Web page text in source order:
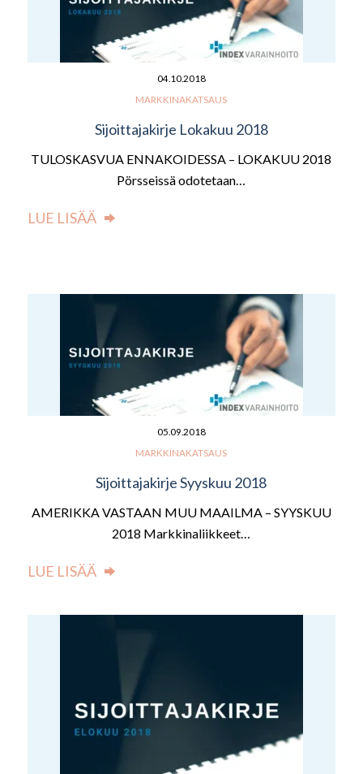
04.10.2018
MARKKINAKATSAUS
Sijoittajakirje Lokakuu 2018
TULOSKASVUA ENNAKOIDESSA – LOKAKUU 2018
Pörsseissä odotetaan…
LUE LISÄÄ
05.09.2018
MARKKINAKATSAUS
Sijoittajakirje Syyskuu 2018
AMERIKKA VASTAAN MUU MAAILMA – SYYSKUU
2018 Markkinaliikkeet…
LUE LISÄÄ